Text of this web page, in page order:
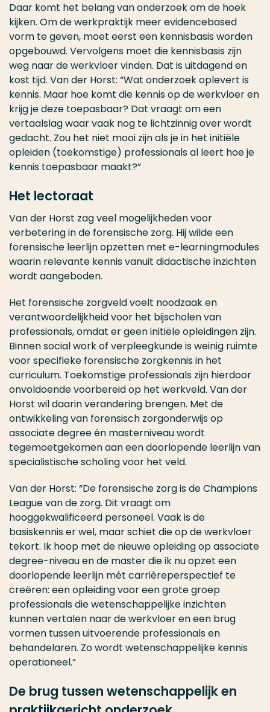
Daar komt het belang van onderzoek om de hoek
kijken. Om de werkpraktijk meer evidencebased
vorm te geven, moet eerst een kennisbasis worden
opgebouwd. Vervolgens moet die kennisbasis zijn
weg naar de werkvloer vinden. Dat is uitdagend en
kost tijd. Van der Horst: “Wat onderzoek oplevert is
kennis. Maar hoe komt die kennis op de werkvloer en
krijg je deze toepasbaar? Dat vraagt om een
vertaalslag waar vaak nog te lichtzinnig over wordt
gedacht. Zou het niet mooi zijn als je in het initiële
opleiden (toekomstige) professionals al leert hoe je
kennis toepasbaar maakt?”
Het lectoraat
Van der Horst zag veel mogelijkheden voor
verbetering in de forensische zorg. Hij wilde een
forensische leerlijn opzetten met e-learningmodules
waarin relevante kennis vanuit didactische inzichten
wordt aangeboden.
Het forensische zorgveld voelt noodzaak en
verantwoordelijkheid voor het bijscholen van
professionals, omdat er geen initiële opleidingen zijn.
Binnen social work of verpleegkunde is weinig ruimte
voor specifieke forensische zorgkennis in het
curriculum. Toekomstige professionals zijn hierdoor
onvoldoende voorbereid op het werkveld. Van der
Horst wil daarin verandering brengen. Met de
ontwikkeling van forensisch zorgonderwijs op
associate degree én masterniveau wordt
tegemoetgekomen aan een doorlopende leerlijn van
specialistische scholing voor het veld.
Van der Horst: “De forensische zorg is de Champions
League van de zorg. Dit vraagt om
hooggekwalificeerd personeel. Vaak is de
basiskennis er wel, maar schiet die op de werkvloer
tekort. Ik hoop met de nieuwe opleiding op associate
degree-niveau en de master die ik nu opzet een
doorlopende leerlijn mét carrièreperspectief te
creëren: een opleiding voor een grote groep
professionals die wetenschappelijke inzichten
kunnen vertalen naar de werkvloer en een brug
vormen tussen uitvoerende professionals en
behandelaren. Zo wordt wetenschappelijke kennis
operationeel.”
De brug tussen wetenschappelijk en